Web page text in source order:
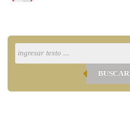
BUSCAR